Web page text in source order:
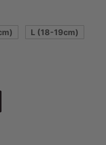
L (18-19cm)